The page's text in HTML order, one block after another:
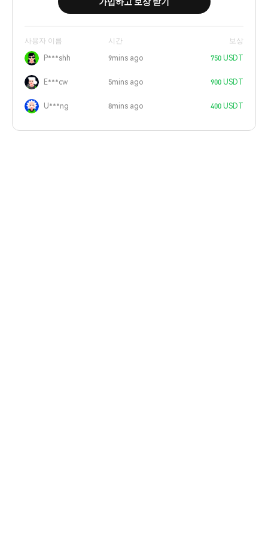
사용자 이름 시간
보상
P***shh
9mins ago 750 USDT
E***cw 5mins ago 900 USDT
U***ng 8mins ago 400 USDT